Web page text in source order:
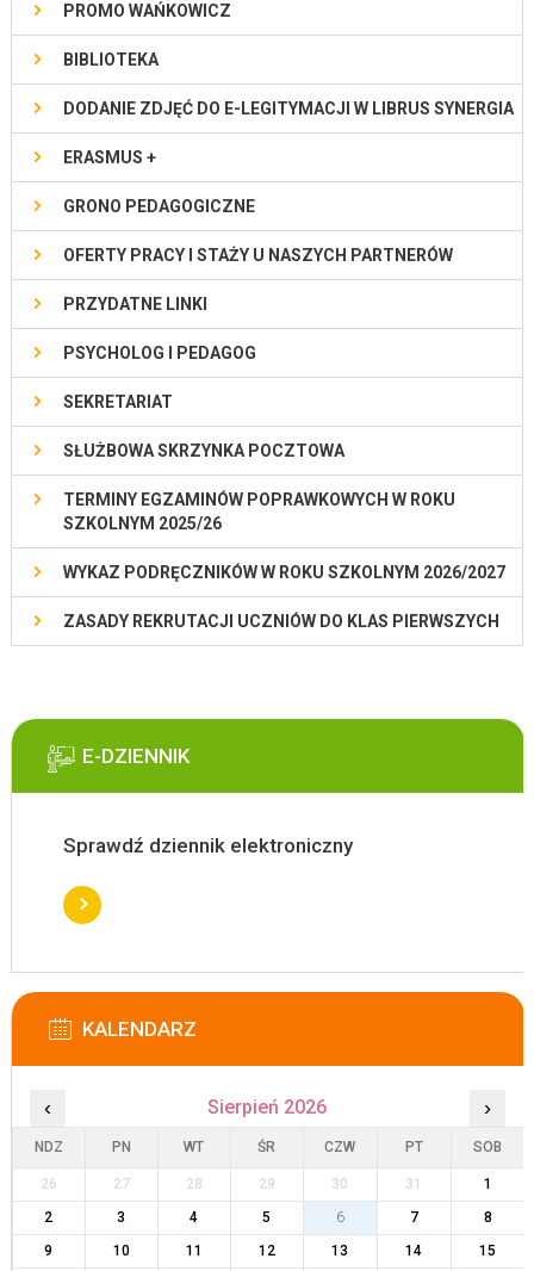
PROMO WAŃKOWICZ
BIBLIOTEKA
DODANIE ZDJĘĆ DO E-LEGITYMACJI W LIBRUS SYNERGIA
ERASMUS +
GRONO PEDAGOGICZNE
OFERTY PRACY I STAŻY U NASZYCH PARTNERÓW
PRZYDATNE LINKI
PSYCHOLOG I PEDAGOG
SEKRETARIAT
SŁUŻBOWA SKRZYNKA POCZTOWA
TERMINY EGZAMINÓW POPRAWKOWYCH W ROKU
SZKOLNYM 2025/26
WYKAZ PODRĘCZNIKÓW W ROKU SZKOLNYM 2026/2027
ZASADY REKRUTACJI UCZNIÓW DO KLAS PIERWSZYCH
E-DZIENNIK
Sprawdź dziennik elektroniczny
KALENDARZ
‹ Sierpień 2026 ›
NDZ PN WT ŚR CZW PT SOB
26 27 28 29 30 31
1
2
3 4 5 6 7
8
9
10 11 12 13 14
15